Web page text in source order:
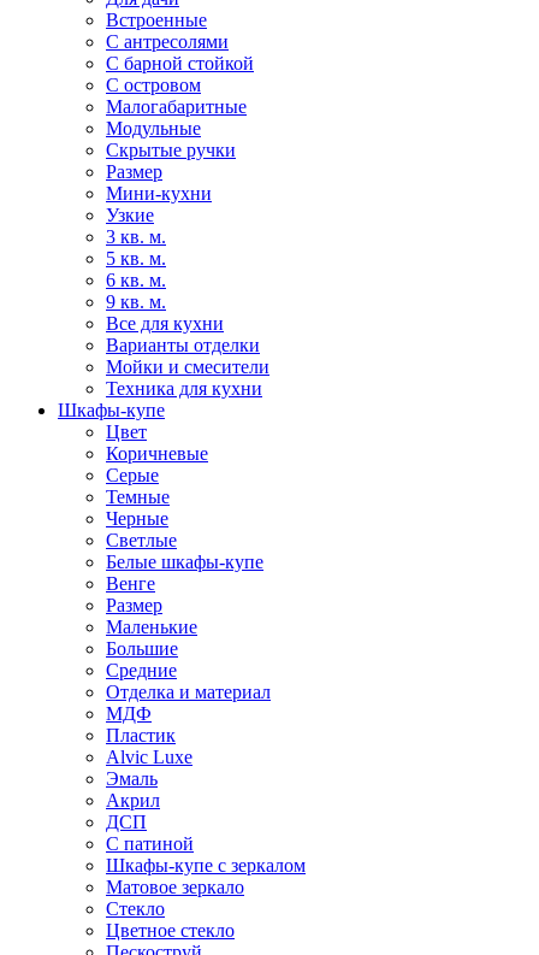
Встроенные
С антресолями
С барной стойкой
С островом
Малогабаритные
Модульные
Скрытые ручки
Размер
Мини-кухни
Узкие
3 кв. м.
5 кв. м.
6 кв. м.
9 кв. м.
Все для кухни
Варианты отделки
Мойки и смесители
Техника для кухни
Шкафы-купе
Цвет
Коричневые
Серые
Темные
Черные
Светлые
Белые шкафы-купе
Венге
Размер
Маленькие
Большие
Средние
Отделка и материал
МДФ
Пластик
Alvic Luxe
Эмаль
Акрил
ДСП
С патиной
Шкафы-купе с зеркалом
Матовое зеркало
Стекло
Цветное стекло